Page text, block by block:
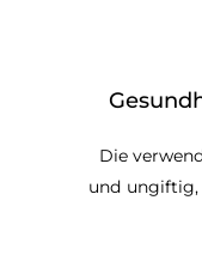
Die
und ungiftig,